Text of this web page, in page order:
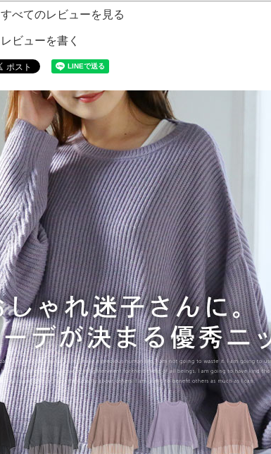
すべてのレビューを見る
レビューを書く